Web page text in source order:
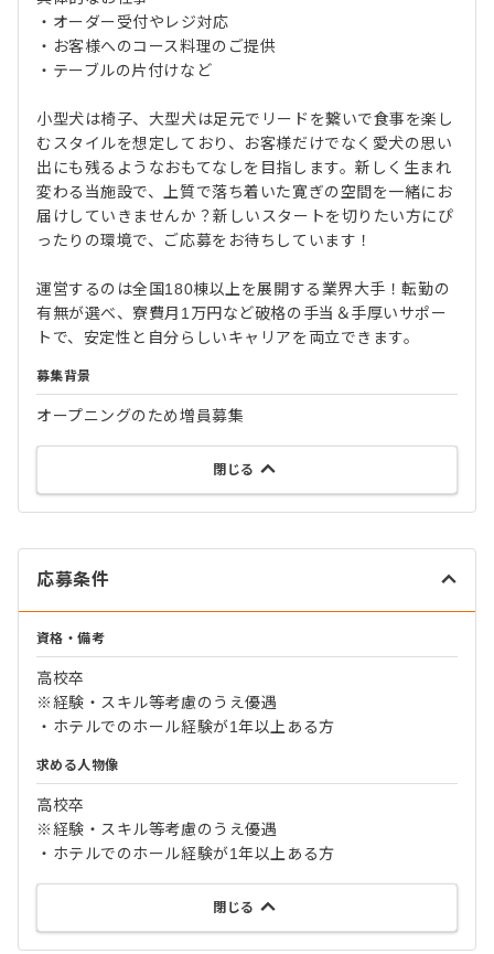
・オーダー受付やレジ対応
・お客様へのコース料理のご提供
・テーブルの片付けなど
小型犬は椅子、大型犬は足元でリードを繋いで食事を楽し
むスタイルを想定しており、お客様だけでなく愛犬の思い
出にも残るようなおもてなしを目指します。新しく生まれ
変わる当施設で、上質で落ち着いた寛ぎの空間を一緒にお
届けしていきませんか？新しいスタートを切りたい方にぴ
ったりの環境で、ご応募をお待ちしています！
運営するのは全国180棟以上を展開する業界大手！転勤の
有無が選べ、寮費月1万円など破格の手当＆手厚いサポー
トで、安定性と自分らしいキャリアを両立できます。
募集背景
オープニングのため増員募集
閉じる
応募条件
資格・備考
高校卒
※経験・スキル等考慮のうえ優遇
・ホテルでのホール経験が1年以上ある方
求める人物像
高校卒
※経験・スキル等考慮のうえ優遇
・ホテルでのホール経験が1年以上ある方
閉じる